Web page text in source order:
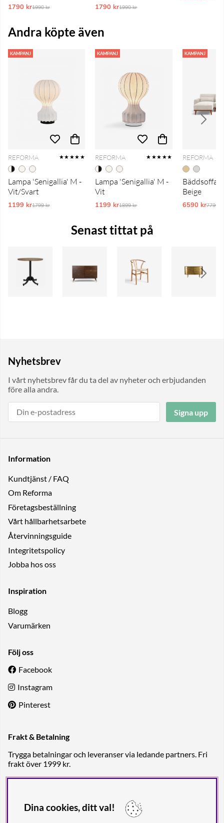
1790 krOrdinarie pris:
1990 kr 1790 krOrdinarie pris:
1990 kr
Andra köpte även
KAMPANJ
REFORMA ★★★★★
Lampa 'Senigallia' M -
Vit/Svart
1199 krOrdinarie pris:
1799 kr
KAMPANJ
REFORMA ★★★★★
Lampa 'Senigallia' M -
Vit
1199 krOrdinarie pris:
1899 kr
KAMPANJ
REFORMA
Bäddsoffa
Beige
6590 kr7790 kr
Senast tittat på
Nyhetsbrev
I vårt nyhetsbrev får du ta del av nyheter och erbjudanden
före alla andra.
Signa upp
Information
Kundtjänst / FAQ
Om Reforma
Företagsbeställning
Vårt hållbarhetsarbete
Återvinningsguide
Integritetspolicy
Jobba hos oss
Inspiration
Blogg
Varumärken
Följ oss
Facebook
Instagram
Pinterest
Frakt & Betalning
Trygga betalningar och leveranser via ledande partners. Fri
frakt över 1999 kr.
Dina cookies, ditt val!